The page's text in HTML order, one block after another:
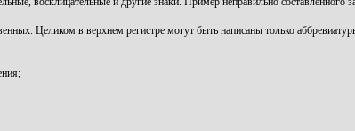
Целиком в верхнем регистре могут быть написаны только